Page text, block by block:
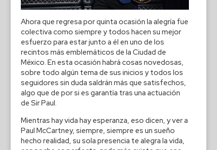
Ahora que regresa por quinta ocasión la alegría fue
colectiva como siempre y todos hacen su mejor
esfuerzo para estar junto a él en uno de los
recintos más emblemáticos de la Ciudad de
México. En esta ocasión habrá cosas novedosas,
sobre todo algún tema de sus inicios y todos los
seguidores sin duda saldrán más que satisfechos,
algo que de por si es garantía tras una actuación
de Sir Paul.
Mientras hay vida hay esperanza, eso dicen, y ver a
Paul McCartney, siempre, siempre es un sueño
hecho realidad, su sola presencia te alegra la vida,